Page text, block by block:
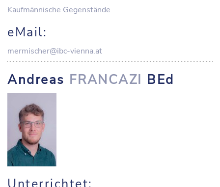
Kaufmännische Gegenstände
eMail:
mermischer@ibc-vienna.at
Andreas FRANCAZI BEd